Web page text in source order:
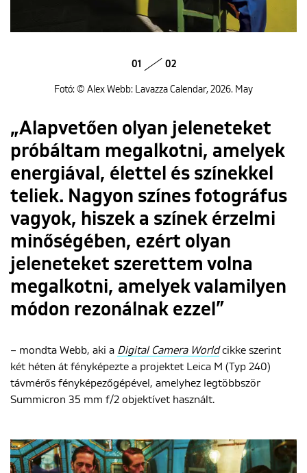
01 02
Fotó: © Alex Webb: Lavazza Calendar, 2026. May
„Alapvetően olyan jeleneteket
próbáltam megalkotni, amelyek
energiával, élettel és színekkel
teliek. Nagyon színes fotográfus
vagyok, hiszek a színek érzelmi
minőségében, ezért olyan
jeleneteket szerettem volna
megalkotni, amelyek valamilyen
módon rezonálnak ezzel”
– mondta Webb, aki a Digital Camera Worldcikke szerint
két héten át fényképezte a projektet Leica M (Typ 240)
távmérős fényképezőgépével, amelyhez legtöbbször
Summicron 35 mm f/2 objektívet használt.